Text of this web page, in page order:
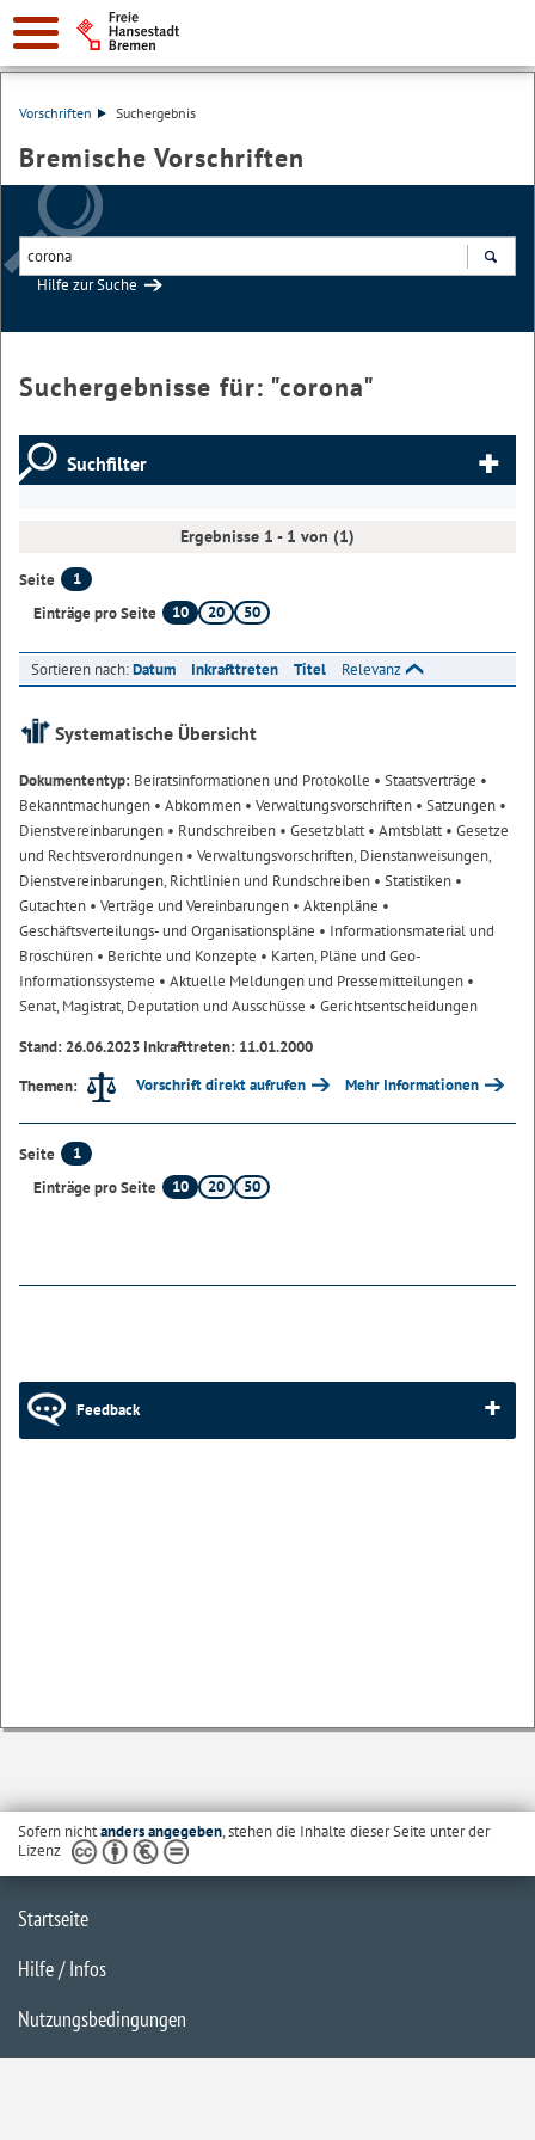
Vorschriften Suchergebnis
Bremische Vorschriften
Hilfe zur Suche
Suchergebnisse für: "corona"
Suchfilter
Ergebnisse 1 - 1 von (1)
Seite
1
Einträge pro Seite
10 20 50
Sortieren nach:Datum Inkrafttreten Titel Relevanz
Systematische Übersicht
Dokumententyp: Beiratsinformationen und Protokolle • Staatsverträge •
Bekanntmachungen • Abkommen • Verwaltungsvorschriften • Satzungen •
Dienstvereinbarungen • Rundschreiben • Gesetzblatt• Amtsblatt• Gesetze
und Rechtsverordnungen • Verwaltungsvorschriften, Dienstanweisungen,
Dienstvereinbarungen, Richtlinien und Rundschreiben • Statistiken •
Gutachten • Verträge und Vereinbarungen • Aktenpläne •
Geschäftsverteilungs- und Organisationspläne • Informationsmaterial und
Broschüren • Berichte und Konzepte • Karten, Pläne und Geo-
Informationssysteme • Aktuelle Meldungen und Pressemitteilungen •
Senat, Magistrat, Deputation und Ausschüsse • Gerichtsentscheidungen
Stand: 26.06.2023 Inkrafttreten: 11.01.2000
Themen:
Vorschrift direkt aufrufen Mehr Informationen
Seite
1
Einträge pro Seite
10 20 50
Feedback
Sofern nichtanders angegeben, stehen die Inhalte dieser Seite unter der
Lizenz
Startseite
Hilfe / Infos
Nutzungsbedingungen